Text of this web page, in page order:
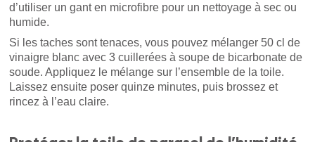
d’utiliser un gant en microfibre pour un nettoyage à sec ou
humide.
Si les taches sont tenaces, vous pouvez mélanger 50 cl de
vinaigre blanc avec 3 cuillerées à soupe de bicarbonate de
soude. Appliquez le mélange sur l’ensemble de la toile.
Laissez ensuite poser quinze minutes, puis brossez et
rincez à l’eau claire.